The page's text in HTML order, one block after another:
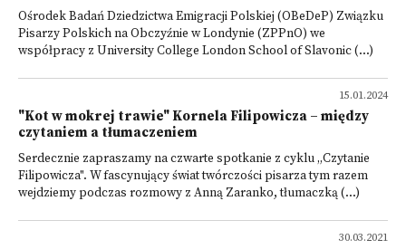
Ośrodek Badań Dziedzictwa Emigracji Polskiej (OBeDeP) Związku
Pisarzy Polskich na Obczyźnie w Londynie (ZPPnO) we
współpracy z University College London School of Slavonic (...)
15.01.2024
"Kot w mokrej trawie" Kornela Filipowicza – między
czytaniem a tłumaczeniem
Serdecznie zapraszamy na czwarte spotkanie z cyklu „Czytanie
Filipowicza". W fascynujący świat twórczości pisarza tym razem
wejdziemy podczas rozmowy z Anną Zaranko, tłumaczką (...)
30.03.2021